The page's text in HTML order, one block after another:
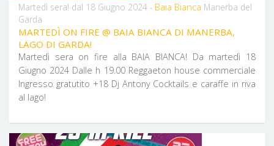
Martedì sera! dal 18 Giugno 2024 - Baia Bianca Manerba del
Garda
MARTEDÌ ON FIRE @ BAIA BIANCA DI MANERBA,
LAGO DI GARDA!
Martedì sera on fire alla BAIA BIANCA! Da martedì 18
Giugno 2024 Dalle h 19.00 Reggaeton house commerciale
Ingresso gratutito +18 Dj Antony Cocktails e caraffe in riva
al lago!